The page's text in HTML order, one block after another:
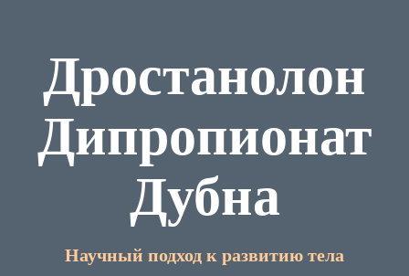
Дростанолон
Дипропионат
Дубна
Научный подход к развитию тела